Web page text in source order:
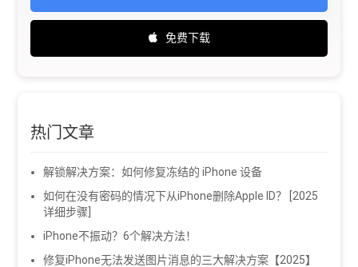
免费下载
热门文章
解锁解决方案：如何修复冻结的 iPhone 设备
如何在没有密码的情况下从iPhone删除Apple ID？ [2025
详细步骤]
iPhone不振动？6个解决方法！
修复iPhone无法发送图片消息的三大解决方案【2025】